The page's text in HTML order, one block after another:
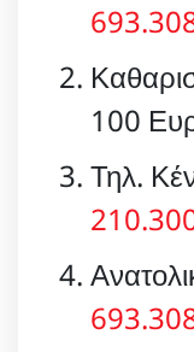
100
Τηλ.